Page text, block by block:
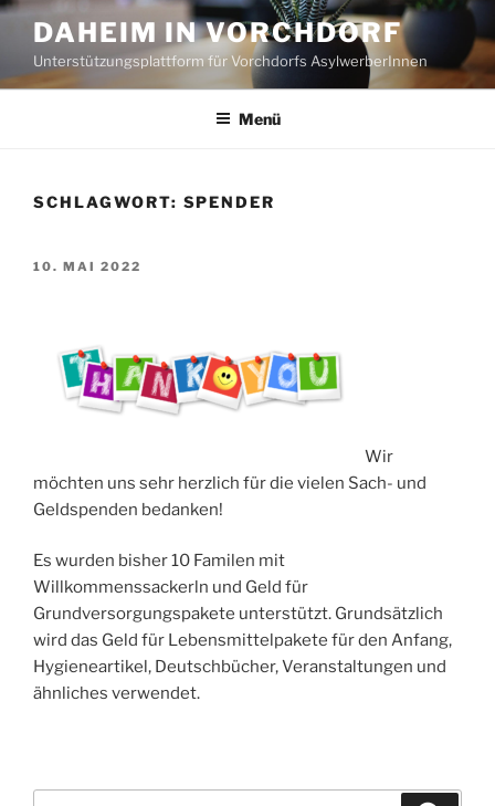
Zum
Inhalt
springen
DAHEIM IN VORCHDORF
Unterstützungsplattform für Vorchdorfs AsylwerberInnen
Menü
SCHLAGWORT: SPENDER
VERÖFFENTLICHT
10. MAI 2022
Wir
möchten uns sehr herzlich für die vielen Sach- und
Geldspenden bedanken!
Es wurden bisher 10 Familen mit
Willkommenssackerln und Geld für
Grundversorgungspakete unterstützt. Grundsätzlich
wird das Geld für Lebensmittelpakete für den Anfang,
Hygieneartikel, Deutschbücher, Veranstaltungen und
ähnliches verwendet.